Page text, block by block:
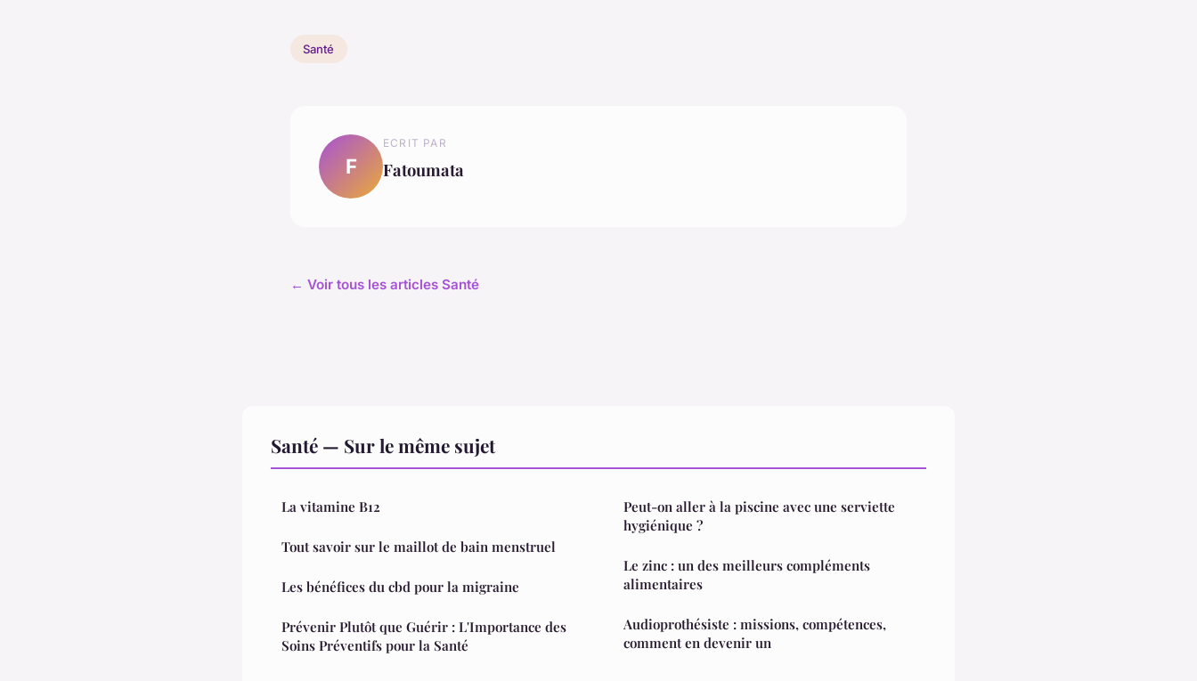
Santé
F
ECRIT PAR
Fatoumata
← Voir tous les articles Santé
Santé — Sur le même sujet
La vitamine B12
Tout savoir sur le maillot de bain menstruel
Les bénéfices du cbd pour la migraine
Prévenir Plutôt que Guérir : L'Importance des
Soins Préventifs pour la Santé
Peut-on aller à la piscine avec une serviette
hygiénique ?
Le zinc : un des meilleurs compléments
alimentaires
Audioprothésiste : missions, compétences,
comment en devenir un